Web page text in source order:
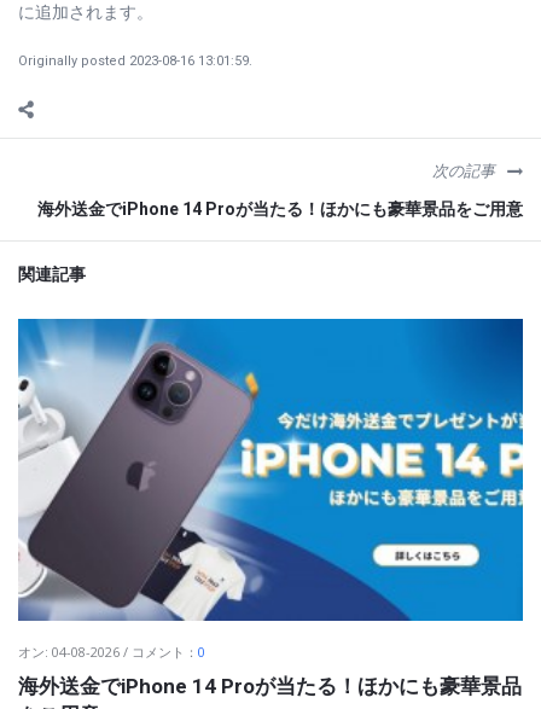
に追加されます。
Originally posted 2023-08-16 13:01:59.
次の記事
海外送金でiPhone 14 Proが当たる！ほかにも豪華景品をご用意
関連記事
オン: 04-08-2026 コメント： 0
海外送金でiPhone 14 Proが当たる！ほかにも豪華景品